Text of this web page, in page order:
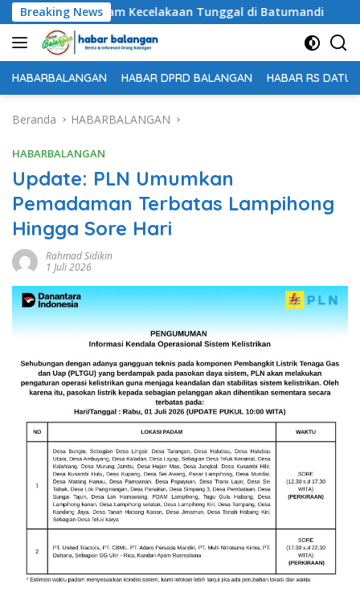
Langsung
ke
konten
Breaking News
Dunia dalam Kecelakaan Tunggal di Batumandi
HABARBALANGAN HABAR DPRD BALANGAN HABAR RS DATU
Beranda HABARBALANGAN
HABARBALANGAN
Update: PLN Umumkan
Pemadaman Terbatas Lampihong
Hingga Sore Hari
Rahmad Sidikin
1 Juli 2026